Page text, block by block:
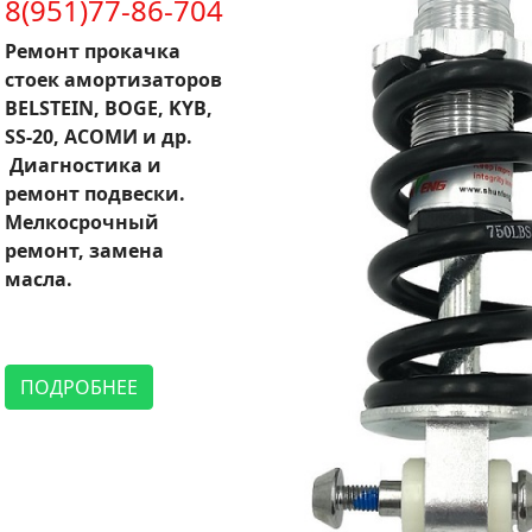
8(951)77-86-704
Ремонт прокачка
стоек амортизаторов
BELSTEIN, BOGE, KYB,
SS-20, АСОМИ и др.
Диагностика и
ремонт подвески.
Мелкосрочный
ремонт, замена
масла.
ПОДРОБНЕЕ